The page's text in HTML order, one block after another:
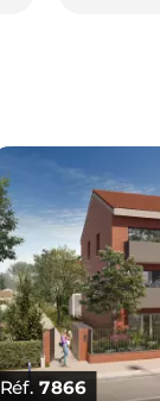
Réf. 7866